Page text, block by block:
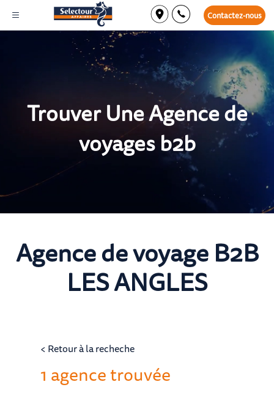
Contactez-nous
Trouver Une Agence de
voyages b2b
Agence de voyage B2B
LES ANGLES
< Retour à la recheche
1 agence trouvée